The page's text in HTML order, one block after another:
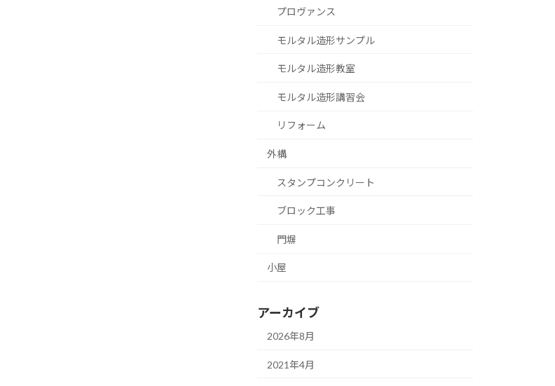
プロヴァンス
モルタル造形サンプル
モルタル造形教室
モルタル造形講習会
リフォーム
外構
スタンプコンクリート
ブロック工事
門塀
小屋
アーカイブ
2026年8月
2021年4月